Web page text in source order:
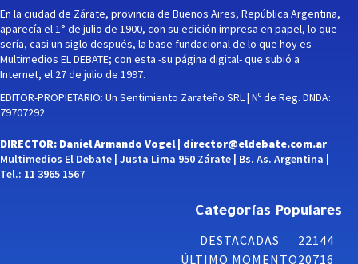
En la ciudad de Zárate, provincia de Buenos Aires, República Argentina,
aparecía el 1° de julio de 1900, con su edición impresa en papel, lo que
sería, casi un siglo después, la base fundacional de lo que hoy es
Multimedios EL DEBATE; con esta -su página digital- que subió a
Internet, el 27 de julio de 1997.
EDITOR-PROPIETARIO: Un Sentimiento Zarateño SRL | Nº de Reg. DNDA:
79707292
DIRECTOR: Daniel Armando Vogel | director@eldebate.com.ar
Multimedios El Debate | Justa Lima 950 Zárate | Bs. As. Argentina |
Tel.: 11 3965 1567
Categorías Populares
DESTACADAS
22144
ÚLTIMO MOMENTO20716